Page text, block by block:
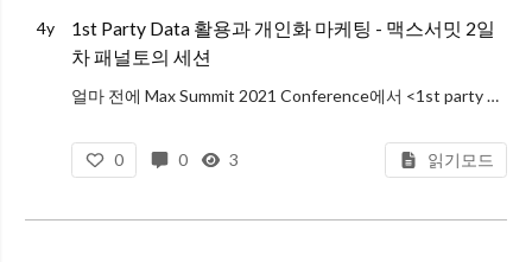
4y
1st Party Data 활용과 개인화 마케팅 - 맥스서밋 2일
차 패널토의 세션
얼마 전에 Max Summit 2021 Conference에서 <1st party data의 활용과 개인화 마케팅> 이라는 주제로 패널 토의에 참여했습니다. 주최측에서 전달해주신 질문들 하나하나가 쉽지 않았어요. ^^;; 라이브
0 0 3 읽기모드